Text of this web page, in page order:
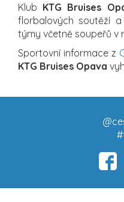
Klub KTG Bruises
florbalových soutěží
týmy včetně soupeřů v
Sportovní informace z
KTG Bruises Opava